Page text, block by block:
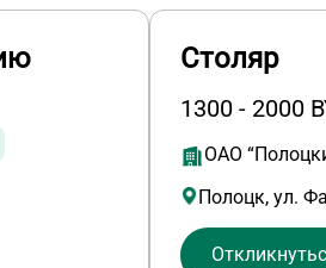
Столяр
1300 - 2000
ОАО
Полоцк, ул.